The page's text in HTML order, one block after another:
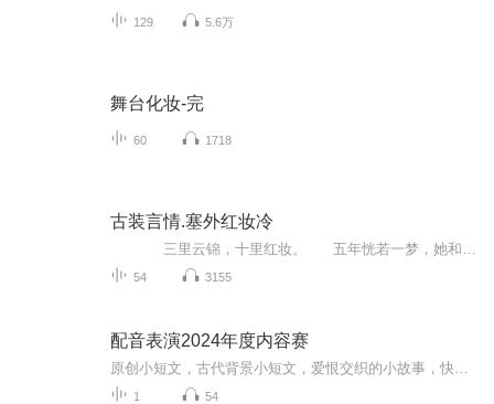
129 5.6万
舞台化妆-完
60 1718
古装言情.塞外红妆冷
54 3155
配音表演2024年度内容赛
1 54